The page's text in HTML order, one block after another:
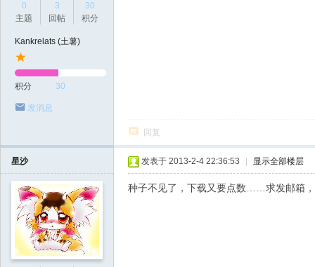
0
主题
3
回帖
30
积分
Kankrelats (土薯)
积分 30
发消息
回复
星沙 发表于 2013-2-4 22:36:53 显示全部楼层
种子不见了，下载又要点数……求发邮箱，